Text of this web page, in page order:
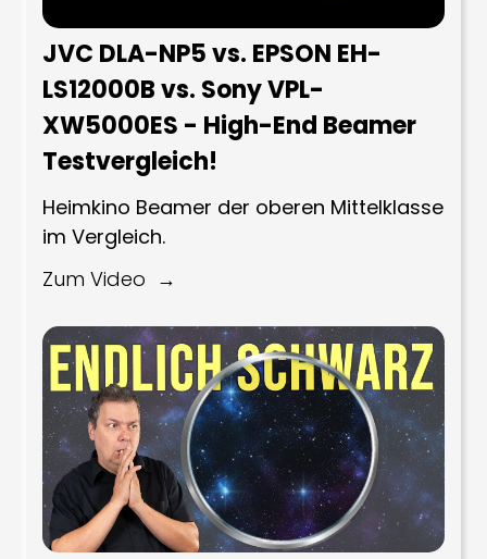
JVC DLA-NP5 vs. EPSON EH-
LS12000B vs. Sony VPL-
XW5000ES - High-End Beamer
Testvergleich!
Heimkino Beamer der oberen Mittelklasse
im Vergleich.
Zum Video